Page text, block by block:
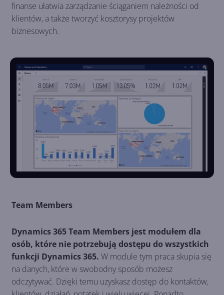
finanse ułatwia zarządzanie ściąganiem należności od
klientów, a także tworzyć kosztorysy projektów
biznesowych.
Team Members
Dynamics 365 Team Members jest modułem dla
osób, które nie potrzebują dostępu do wszystkich
funkcji Dynamics 365. W module tym praca skupia się
na danych, które w swobodny sposób możesz
odczytywać. Dzięki temu uzyskasz dostęp do kontaktów,